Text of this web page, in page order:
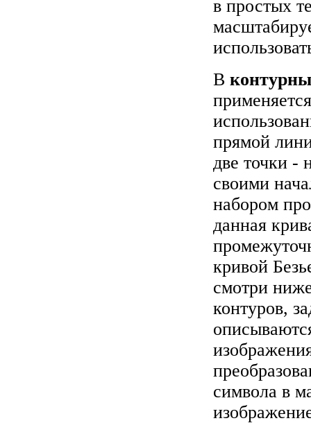
в простых
В
прямой
две точки -
своими
набором
данная
кривой
смотри
контуров,
символа в